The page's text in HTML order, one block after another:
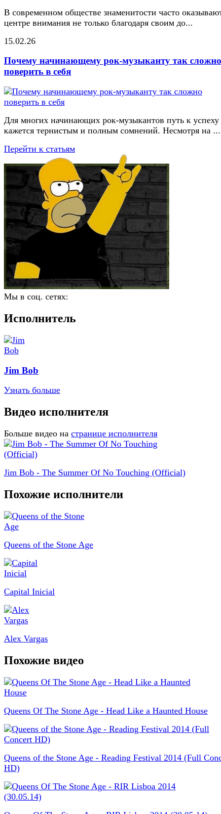
В современном обществе знаменитости часто
центре внимания не только благодаря своим до...
15.02.26
Почему начинающему рок-музыканту так сложно
поверить в себя
Для многих начинающих рок-музыкантов путь к успеху
кажется тернистым и полным сомнений. Несмотря на ...
Перейти к статьям
Мы в соц. сетях:
Исполнитель
Jim Bob
Узнать больше
Видео исполнителя
Больше видео на странице исполнителя
Jim Bob - The Summer Of No Touching (Official)
Похожие исполнители
Queens of the Stone Age
Capital Inicial
Alex Vargas
Похожие видео
Queens Of The Stone Age - Head Like a Haunted House
Queens of the Stone Age - Reading Festival 2014 (Full
HD)